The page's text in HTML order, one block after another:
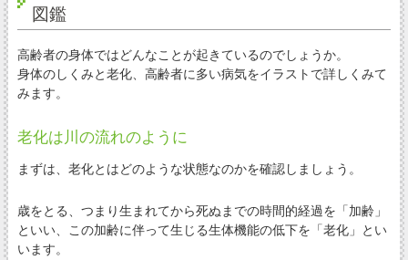
図鑑
高齢者の身体ではどんなことが起きているのでしょうか。
身体のしくみと老化、高齢者に多い病気をイラストで詳しくみて
みます。
老化は川の流れのように
まずは、老化とはどのような状態なのかを確認しましょう。
歳をとる、つまり生まれてから死ぬまでの時間的経過を「加齢」
といい、この加齢に伴って生じる生体機能の低下を「老化」とい
います。